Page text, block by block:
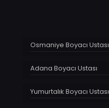
Osmaniye Boyacı Ustası
Adana Boyacı Ustası
Yumurtalık Boyacı Ustası